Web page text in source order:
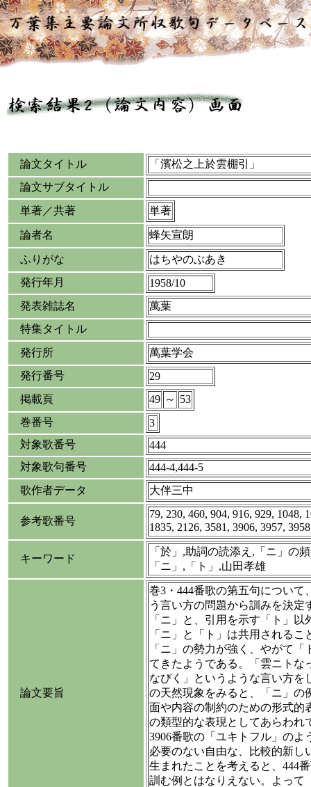
論文タイトル
「濱松之上於雲棚引」
論文サブタイトル
単著／共著
単著
論者名 蜂矢宣朗
ふりがな
はちやのぶあき
発行年月
1958/10
発表雑誌名
萬葉
特集タイトル
発行所
萬葉学会
発行番号
29
掲載頁
49 ～ 53
巻番号
3
対象歌番号
444
対象歌句番号
444-4,444-5
歌作者データ
大伴三中
参考歌番号
79, 230, 460, 904, 916, 929, 1048,
1835, 2126, 3581, 3906, 3957,
キーワード
「於」,助詞の読添え,「ニ」の
「ニ」,「ト」,山田孝雄
論文要旨
巻3・444番歌の第五句について
う言い方の問題から訓みを決定
「ニ」と、引用を示す「ト」
「ニ」と「ト」は共用される
「ニ」の勢力が強く、やがて
てきたようである。「雲ニトな
なびく」というような言い方を
の天然現象をみると、「ニ」の
面や内容の制約のための形式的
の類型的な表現としてあらわれ
3906番歌の「ユキトフル」のよ
必要のない自由な、比較的新し
生まれたことを考えると、444
訓む例とはなりえない。よって